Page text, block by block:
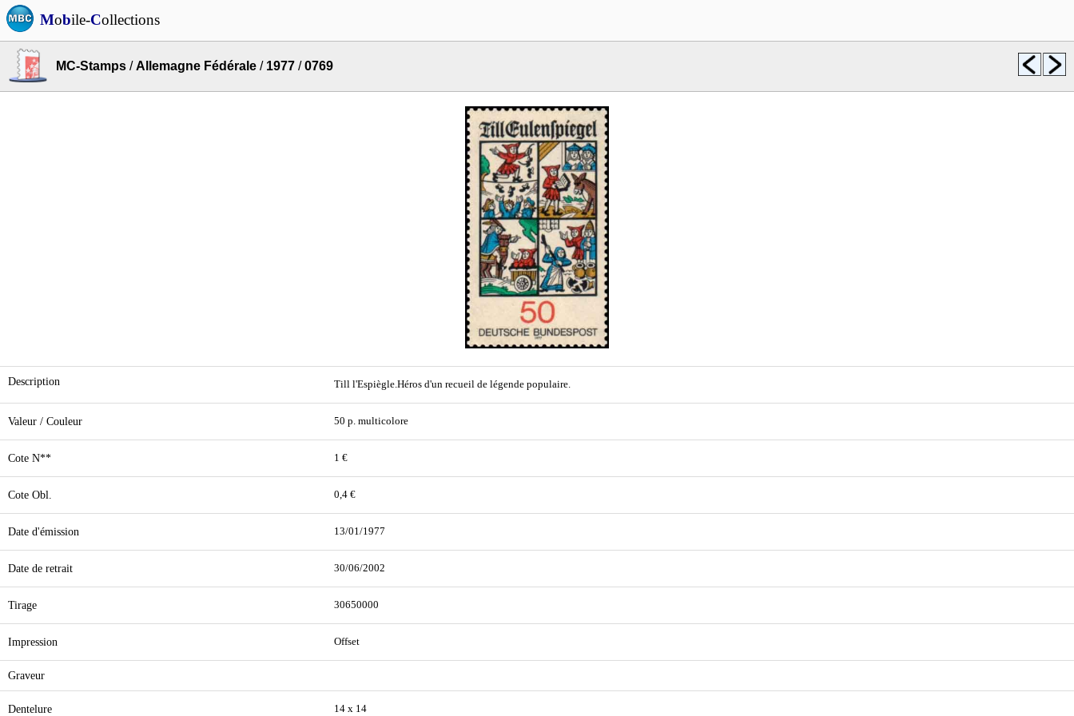
Mobile-Collections
MC-Stamps /Allemagne Fédérale / 1977 /0769
Description Till l'Espiègle.Héros d'un recueil de légende populaire.
Valeur / Couleur 50 p. multicolore
Cote N** 1 €
Cote Obl. 0,4 €
Date d'émission 13/01/1977
Date de retrait 30/06/2002
Tirage 30650000
Impression Offset
Graveur
Dentelure 14 x 14